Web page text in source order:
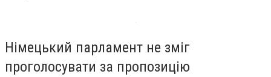
Німецький парламент не зміг
проголосувати за пропозицію